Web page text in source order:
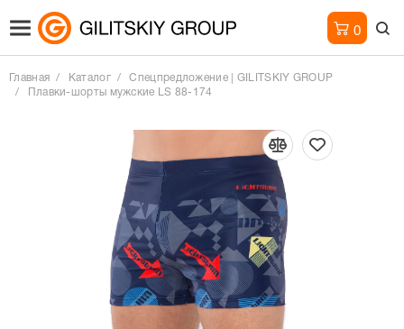
0
Главная Каталог
Спецпредложение | GILITSKIY GROUP
Плавки-шорты мужские LS 88-174